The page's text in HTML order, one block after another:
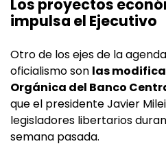
Los proyectos
impulsa el Ejecutivo
Otro de los ejes de la
oficialismo son las
Orgánica del Banco
que el presidente Javier
legisladores libertarios
semana pasada.